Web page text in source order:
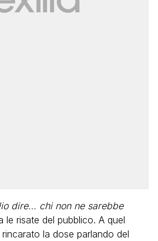
dire… chi non ne sarebbe
le risate del pubblico. A quel
la dose parlando del